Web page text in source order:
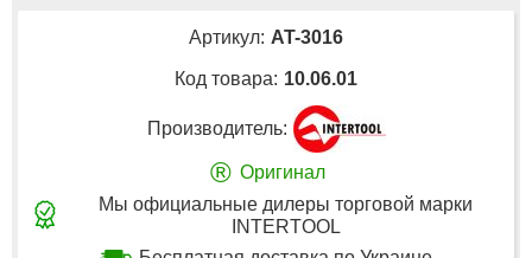
Артикул: AT-3016
Код товара: 10.06.01
Производитель:
® Оригинал
Мы официальные дилеры торговой марки
INTERTOOL